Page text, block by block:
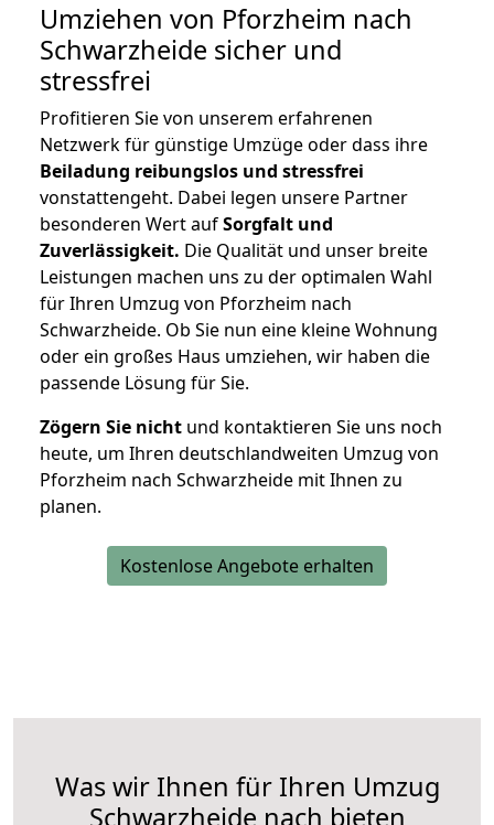
Umziehen von Pforzheim nach
Schwarzheide sicher und
stressfrei
Profitieren Sie von unserem erfahrenen
Netzwerk für günstige Umzüge oder dass ihre
Beiladung reibungslos und stressfrei
vonstattengeht. Dabei legen unsere Partner
besonderen Wert aufSorgfalt und
Zuverlässigkeit. Die Qualität und unser breite
Leistungen machen uns zu der optimalen Wahl
für Ihren Umzug von Pforzheim nach
Schwarzheide. Ob Sie nun eine kleine Wohnung
oder ein großes Haus umziehen, wir haben die
passende Lösung für Sie.
Zögern Sie nicht und kontaktieren Sie uns noch
heute, um Ihren deutschlandweiten Umzug von
Pforzheim nach Schwarzheide mit Ihnen zu
planen.
Kostenlose Angebote erhalten
Was wir Ihnen für Ihren Umzug
Schwarzheide nach bieten